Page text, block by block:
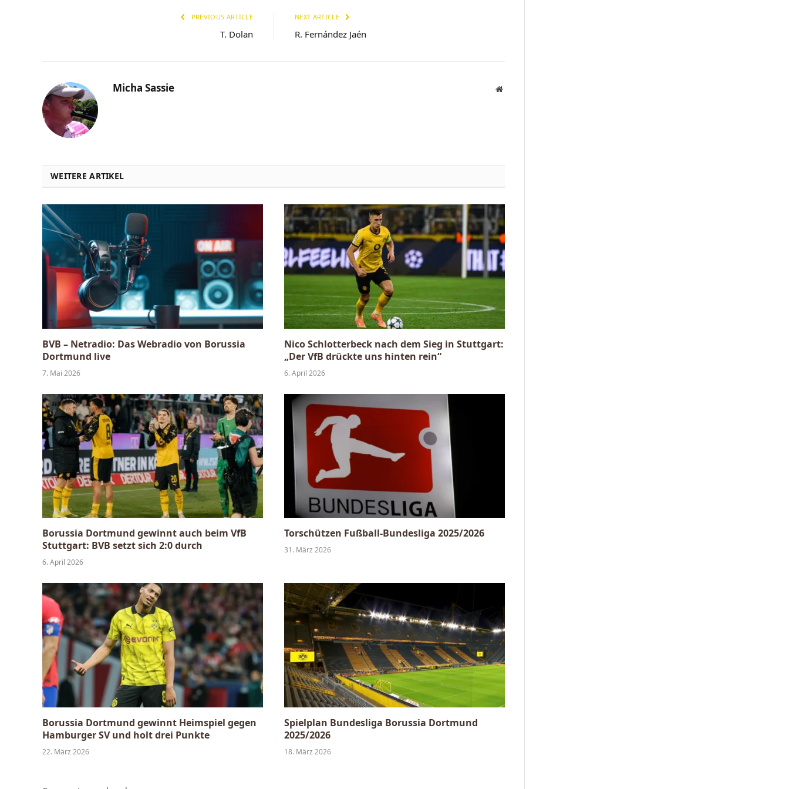
PREVIOUS ARTICLE
T. Dolan
NEXT ARTICLE
R. Fernández Jaén
Micha Sassie Website
WEITERE ARTIKEL
BVB – Netradio: Das Webradio von Borussia
Dortmund live
7. Mai 2026
Nico Schlotterbeck nach dem Sieg in Stuttgart:
„Der VfB drückte uns hinten rein“
6. April 2026
Borussia Dortmund gewinnt auch beim VfB
Stuttgart: BVB setzt sich 2:0 durch
6. April 2026
Torschützen Fußball-Bundesliga 2025/2026
31. März 2026
Borussia Dortmund gewinnt Heimspiel gegen
Hamburger SV und holt drei Punkte
22. März 2026
Spielplan Bundesliga Borussia Dortmund
2025/2026
18. März 2026